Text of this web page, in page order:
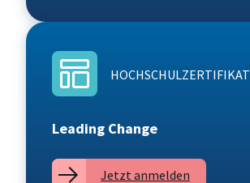
HOCHSCHULZERTIFIKAT
Leading Change
Jetzt anmelden